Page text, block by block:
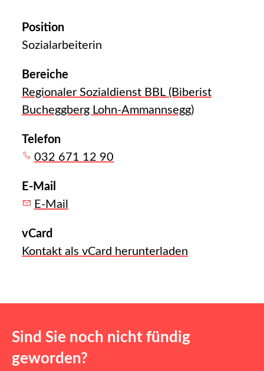
Position
Sozialarbeiterin
Bereiche
Regionaler Sozialdienst BBL (Biberist
Bucheggberg Lohn-Ammannsegg)
Telefon
032 671 12 90
E-Mail
E-Mail
vCard
Kontakt als vCard herunterladen
Sind Sie noch nicht fündig
geworden?